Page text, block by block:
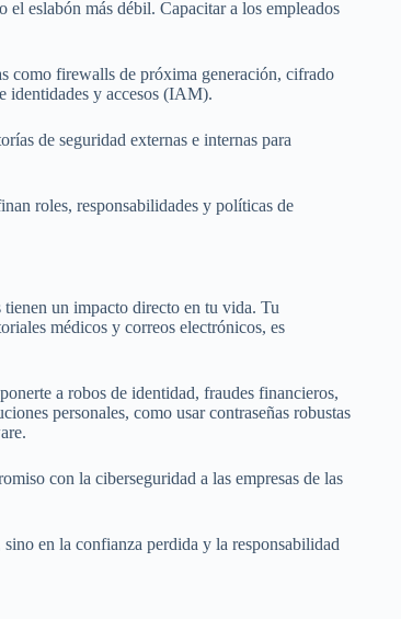
el eslabón más débil. Capacitar a los empleados
como firewalls de próxima generación, cifrado
identidades y accesos (IAM).
de seguridad externas e internas para
roles, responsabilidades y políticas de
un impacto directo en tu vida. Tu
médicos y correos electrónicos, es
a robos de identidad, fraudes financieros,
personales, como usar contraseñas robustas
con la ciberseguridad a las empresas de las
en la confianza perdida y la responsabilidad